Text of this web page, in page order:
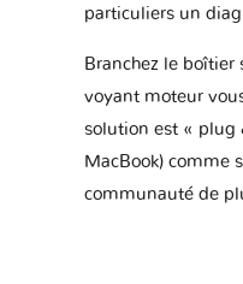
particuliers un
Branchez le boîtier
voyant moteur
solution est « plug
MacBook) comme
communauté de